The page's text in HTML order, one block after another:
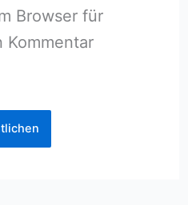
Browser für
Kommentar